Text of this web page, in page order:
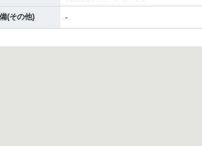
(その他) -